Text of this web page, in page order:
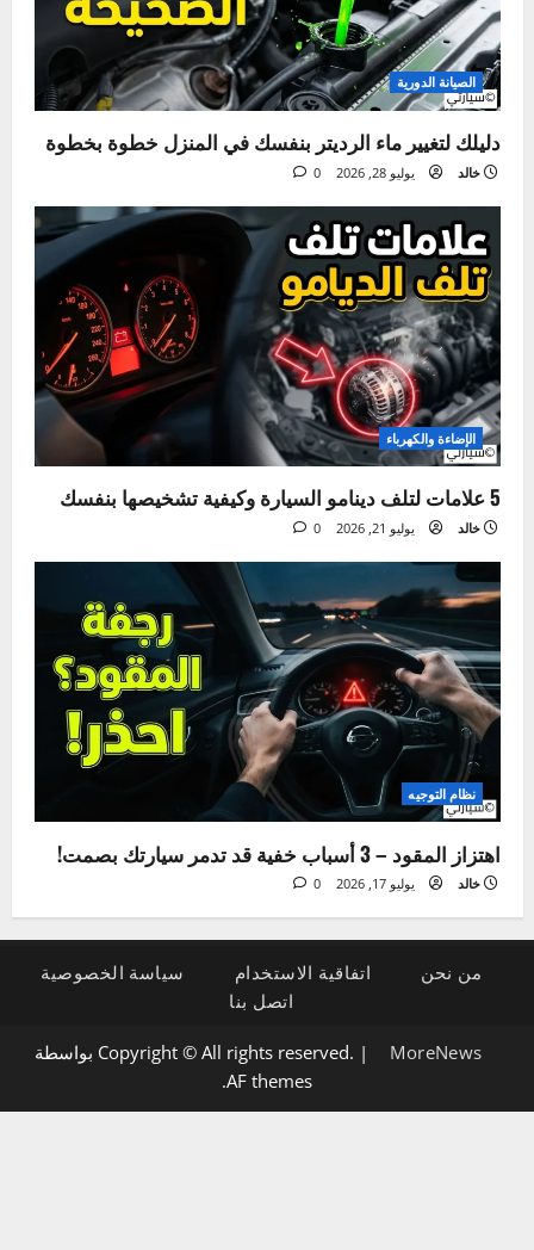
صيانة الإطارات – خطأ بسيط قد يكلفك حياتك!
خالد أغسطس 4, 2026 0
الصيانة الدورية
دليلك لتغيير ماء الرديتر بنفسك في المنزل خطوة بخطوة
خالد يوليو 28, 2026 0
الإضاءة والكهرباء
خالد يوليو 21, 2026